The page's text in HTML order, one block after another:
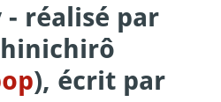
- réalisé par
), écrit par